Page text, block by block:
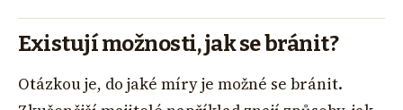
Existují možnosti, jak se bránit?
Otázkou je, do jaké míry je možné se bránit.